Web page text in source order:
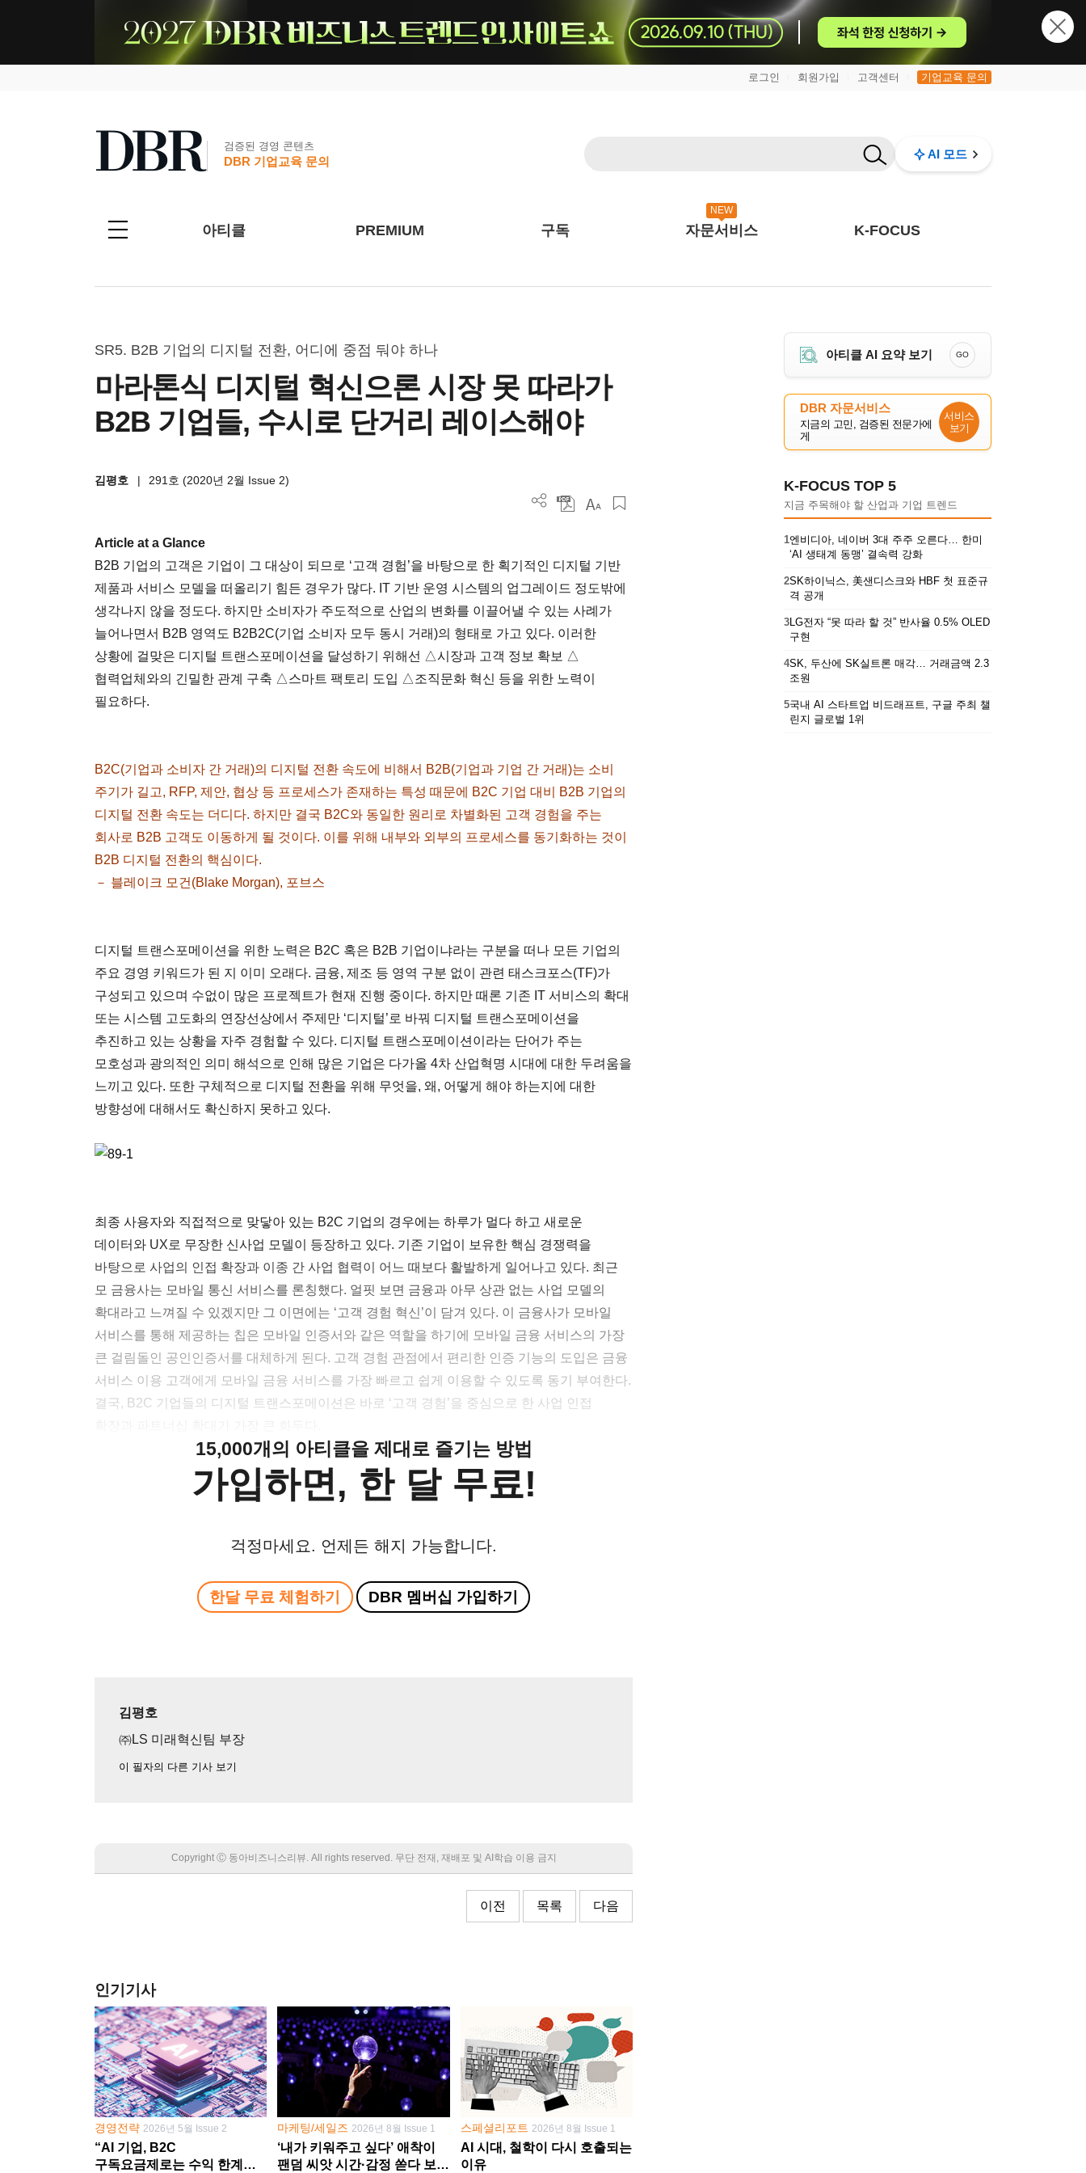
로그인 회원가입 고객센터 기업교육 문의
검증된 경영 콘텐츠
DBR 기업교육 문의
AI 모드
아티클 PREMIUM 구독
NEW
자문서비스 K-FOCUS
SR5. B2B 기업의 디지털 전환, 어디에 중점 둬야 하나
마라톤식 디지털 혁신으론 시장 못 따라가
B2B 기업들, 수시로 단거리 레이스해야
김평호 | 291호 (2020년 2월 Issue 2)
Article at a Glance
B2B 기업의 고객은 기업이 그 대상이 되므로 ‘고객 경험’을 바탕으로 한 획기적인 디지털 기반
제품과 서비스 모델을 떠올리기 힘든 경우가 많다. IT 기반 운영 시스템의 업그레이드 정도밖에
생각나지 않을 정도다. 하지만 소비자가 주도적으로 산업의 변화를 이끌어낼 수 있는 사례가
늘어나면서 B2B 영역도 B2B2C(기업 소비자 모두 동시 거래)의 형태로 가고 있다. 이러한
상황에 걸맞은 디지털 트랜스포메이션을 달성하기 위해선 △시장과 고객 정보 확보 △
협력업체와의 긴밀한 관계 구축 △스마트 팩토리 도입 △조직문화 혁신 등을 위한 노력이
필요하다.
B2C(기업과 소비자 간 거래)의 디지털 전환 속도에 비해서 B2B(기업과 기업 간 거래)는 소비
주기가 길고, RFP, 제안, 협상 등 프로세스가 존재하는 특성 때문에 B2C 기업 대비 B2B 기업의
디지털 전환 속도는 더디다. 하지만 결국 B2C와 동일한 원리로 차별화된 고객 경험을 주는
회사로 B2B 고객도 이동하게 될 것이다. 이를 위해 내부와 외부의 프로세스를 동기화하는 것이
B2B 디지털 전환의 핵심이다.
－ 블레이크 모건(Blake Morgan), 포브스
디지털 트랜스포메이션을 위한 노력은 B2C 혹은 B2B 기업이냐라는 구분을 떠나 모든 기업의
주요 경영 키워드가 된 지 이미 오래다. 금융, 제조 등 영역 구분 없이 관련 태스크포스(TF)가
구성되고 있으며 수없이 많은 프로젝트가 현재 진행 중이다. 하지만 때론 기존 IT 서비스의 확대
또는 시스템 고도화의 연장선상에서 주제만 ‘디지털’로 바꿔 디지털 트랜스포메이션을
추진하고 있는 상황을 자주 경험할 수 있다. 디지털 트랜스포메이션이라는 단어가 주는
모호성과 광의적인 의미 해석으로 인해 많은 기업은 다가올 4차 산업혁명 시대에 대한 두려움을
느끼고 있다. 또한 구체적으로 디지털 전환을 위해 무엇을, 왜, 어떻게 해야 하는지에 대한
방향성에 대해서도 확신하지 못하고 있다.
최종 사용자와 직접적으로 맞닿아 있는 B2C 기업의 경우에는 하루가 멀다 하고 새로운
데이터와 UX로 무장한 신사업 모델이 등장하고 있다. 기존 기업이 보유한 핵심 경쟁력을
바탕으로 사업의 인접 확장과 이종 간 사업 협력이 어느 때보다 활발하게 일어나고 있다. 최근
모 금융사는 모바일 통신 서비스를 론칭했다. 얼핏 보면 금융과 아무 상관 없는 사업 모델의
확대라고 느껴질 수 있겠지만 그 이면에는 ‘고객 경험 혁신’이 담겨 있다. 이 금융사가 모바일
서비스를 통해 제공하는 칩은 모바일 인증서와 같은 역할을 하기에 모바일 금융 서비스의 가장
큰 걸림돌인 공인인증서를 대체하게 된다. 고객 경험 관점에서 편리한 인증 기능의 도입은 금융
서비스 이용 고객에게 모바일 금융 서비스를 가장 빠르고 쉽게 이용할 수 있도록 동기 부여한다.
결국, B2C 기업들의 디지털 트랜스포메이션은 바로 ‘고객 경험’을 중심으로 한 사업 인접
15,000개의 아티클을 제대로 즐기는 방법
가입하면, 한 달 무료!
걱정마세요. 언제든 해지 가능합니다.
한달 무료 체험하기 DBR 멤버십 가입하기
김평호
㈜LS 미래혁신팀 부장
이 필자의 다른 기사 보기
Copyright Ⓒ 동아비즈니스리뷰. All rights reserved. 무단 전재, 재배포 및 AI학습 이용 금지
이전 목록 다음
인기기사
경영전략 2026년 5월 Issue 2
“AI 기업, B2C
구독요금제로는 수익 한계
마케팅/세일즈 2026년 8월 Issue 1
‘내가 키워주고 싶다’ 애착이
팬덤 씨앗 시간·감정 쏟다 보면
스페셜리포트 2026년 8월 Issue 1
AI 시대, 철학이 다시 호출되는
이유
아티클 AI 요약 보기 GO
DBR 자문서비스
지금의 고민, 검증된 전문가에
게
서비스
보기
K-FOCUS TOP 5
지금 주목해야 할 산업과 기업 트렌드
1엔비디아, 네이버 3대 주주 오른다… 한미
‘AI 생태계 동맹’ 결속력 강화
2SK하이닉스, 美샌디스크와 HBF 첫 표준규
격 공개
3LG전자 “못 따라 할 것” 반사율 0.5% OLED
구현
4SK, 두산에 SK실트론 매각… 거래금액 2.3
조원
5국내 AI 스타트업 비드래프트, 구글 주최 챌
린지 글로벌 1위